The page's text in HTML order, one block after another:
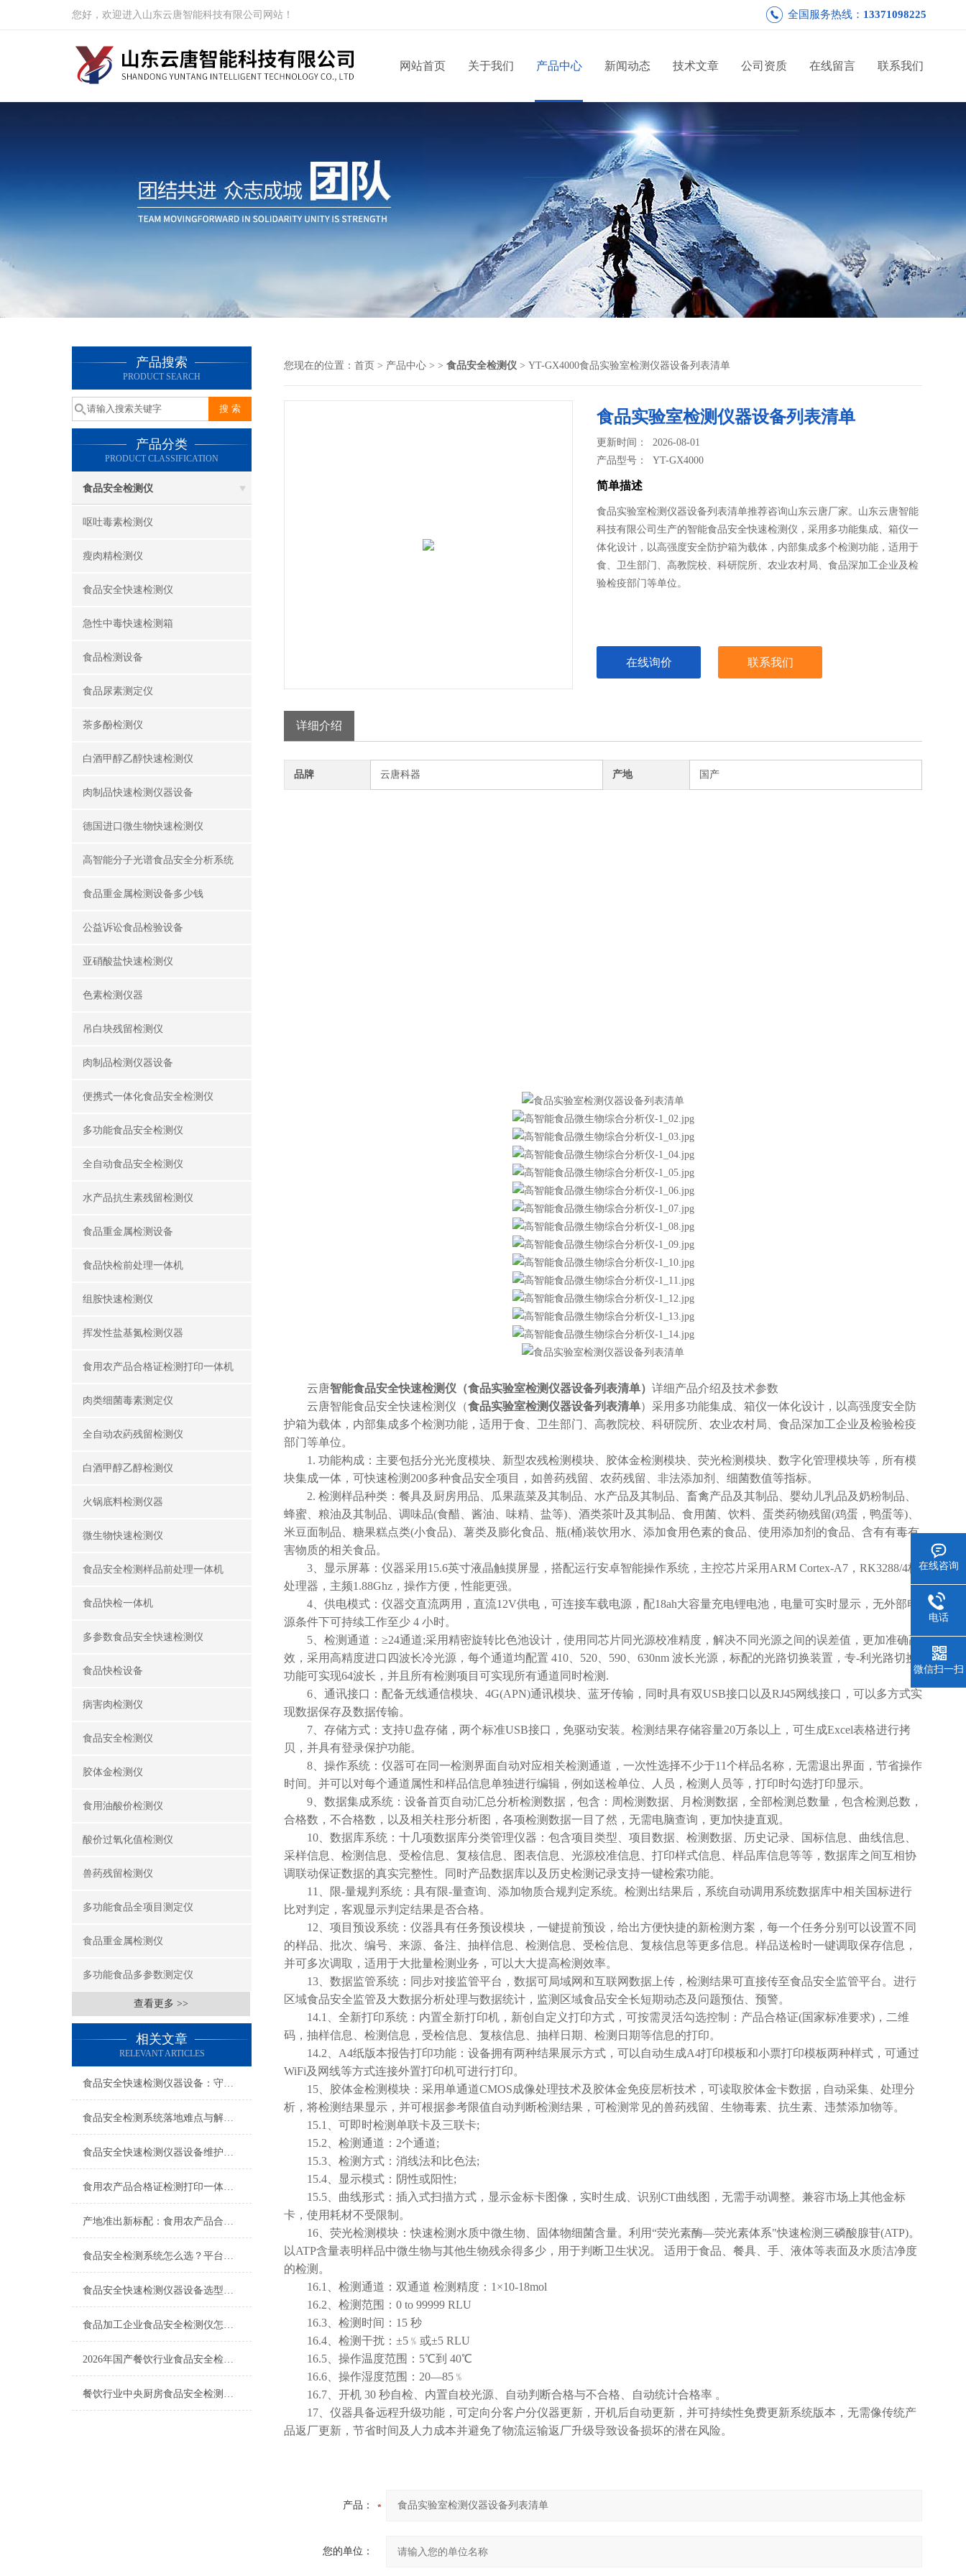
您好，欢迎进入山东云唐智能科技有限公司网站！ 全国服务热线： 13371098225
网站首页 关于我们 产品中心 新闻动态 技术文章 公司资质 在线留言 联系我们
产品搜索
PRODUCT SEARCH
产品分类
PRODUCT CLASSIFICATION
食品安全检测仪
呕吐毒素检测仪
瘦肉精检测仪
食品安全快速检测仪
急性中毒快速检测箱
食品检测设备
食品尿素测定仪
茶多酚检测仪
白酒甲醇乙醇快速检测仪
肉制品快速检测仪器设备
德国进口微生物快速检测仪
高智能分子光谱食品安全分析系统
食品重金属检测设备多少钱
公益诉讼食品检验设备
亚硝酸盐快速检测仪
色素检测仪器
吊白块残留检测仪
肉制品检测仪器设备
便携式一体化食品安全检测仪
多功能食品安全检测仪
全自动食品安全检测仪
水产品抗生素残留检测仪
食品重金属检测设备
食品快检前处理一体机
组胺快速检测仪
挥发性盐基氮检测仪器
食用农产品合格证检测打印一体机
肉类细菌毒素测定仪
全自动农葯残留检测仪
白酒甲醇乙醇检测仪
火锅底料检测仪器
微生物快速检测仪
食品安全检测样品前处理一体机
食品快检一体机
多参数食品安全快速检测仪
食品快检设备
病害肉检测仪
食品安全检测仪
胶体金检测仪
食用油酸价检测仪
酸价过氧化值检测仪
兽药残留检测仪
多功能食品全项目测定仪
食品重金属检测仪
多功能食品多参数测定仪
查看更多 >>
相关文章
RELEVANT ARTICLES
食品安全快速检测仪器设备：守护“舌尖安全”的技术哨兵
食品安全检测系统落地难点与解决思路，过来人的实战经验
食品安全快速检测仪器设备维护与校准，影响结果准确性的关键一步
食用农产品合格证检测打印一体机vs分开采购，成本与效率对比
产地准出新标配：食用农产品合格证检测打印一体机怎么选
食品安全检测系统怎么选？平台化、数据化、智能化三个方向
食品安全快速检测仪器设备选型，认准这几点不踩坑
食品加工企业食品安全检测仪怎么选？高性价比厂家与客户实测反馈
2026年国产餐饮行业食品安全检测仪选购指南与高性价比厂家推荐
餐饮行业中央厨房食品安全检测仪仪器设备厂家配置清单方案
您现在的位置： 首页 > 产品中心 > > 食品安全检测仪 > YT-GX4000食品实验室检测仪器设备列表清单
食品实验室检测仪器设备列表清单
更新时间： 2026-08-01
产品型号：YT-GX4000
简单描述
食品实验室检测仪器设备列表清单推荐咨询山东云唐厂家。山东云唐智能
科技有限公司生产的智能食品安全快速检测仪，采用多功能集成、箱仪一
体化设计，以高强度安全防护箱为载体，内部集成多个检测功能，适用于
食、卫生部门、高教院校、科研院所、农业农村局、食品深加工企业及检
验检疫部门等单位。
在线询价 联系我们
详细介绍
品牌 云唐科器 产地 国产
云唐智能食品安全快速检测仪（食品实验室检测仪器设备列表清单） 详细产品介绍及技术参数
云唐智能食品安全快速检测仪（食品实验室检测仪器设备列表清单）采用多功能集成、箱仪一体化设计，以高强度安全防
护箱为载体，内部集成多个检测功能，适用于食、卫生部门、高教院校、科研院所、农业农村局、食品深加工企业及检验检疫
部门等单位。
1. 功能构成：主要包括分光光度模块、新型农残检测模块、胶体金检测模块、荧光检测模块、数字化管理模块等，所有模
块集成一体，可快速检测200多种食品安全项目，如兽药残留、农药残留、非法添加剂、细菌数值等指标。
2. 检测样品种类：餐具及厨房用品、瓜果蔬菜及其制品、水产品及其制品、畜禽产品及其制品、婴幼儿乳品及奶粉制品、
蜂蜜、粮油及其制品、调味品(食醋、酱油、味精、盐等)、酒类茶叶及其制品、食用菌、饮料、蛋类药物残留(鸡蛋，鸭蛋等)、
米豆面制品、糖果糕点类(小食品)、薯类及膨化食品、瓶(桶)装饮用水、添加食用色素的食品、使用添加剂的食品、含有有毒有
害物质的相关食品。
3、显示屏幕：仪器采用15.6英寸液晶触摸屏显，搭配运行安卓智能操作系统，主控芯片采用ARM Cortex-A7，RK3288/4核
处理器，主频1.88Ghz，操作方便，性能更强。
4、供电模式：仪器交直流两用，直流12V供电，可连接车载电源，配18ah大容量充电锂电池，电量可实时显示，无外部电
源条件下可持续工作至少 4 小时。
5、检测通道：≥24通道;采用精密旋转比色池设计，使用同芯片同光源校准精度，解决不同光源之间的误差值，更加准确高
效，采用高精度进口四波长冷光源，每个通道均配置 410、520、590、630nm 波长光源，标配的光路切换装置，专-利光路切换
功能可实现64波长，并且所有检测项目可实现所有通道同时检测.
6、通讯接口：配备无线通信模块、4G(APN)通讯模块、蓝牙传输，同时具有双USB接口以及RJ45网线接口，可以多方式实
现数据保存及数据传输。
7、存储方式：支持U盘存储，两个标准USB接口，免驱动安装。检测结果存储容量20万条以上，可生成Excel表格进行拷
贝，并具有登录保护功能。
8、操作系统：仪器可在同一检测界面自动对应相关检测通道，一次性选择不少于11个样品名称，无需退出界面，节省操作
时间。并可以对每个通道属性和样品信息单独进行编辑，例如送检单位、人员，检测人员等，打印时勾选打印显示。
9、数据集成系统：设备首页自动汇总分析检测数据，包含：周检测数据、月检测数据，全部检测总数量，包含检测总数，
合格数，不合格数，以及相关柱形分析图，各项检测数据一目了然，无需电脑查询，更加快捷直观。
10、数据库系统：十几项数据库分类管理仪器：包含项目类型、项目数据、检测数据、历史记录、国标信息、曲线信息、
采样信息、检测信息、受检信息、复核信息、图表信息、光源校准信息、打印样式信息、样品库信息等等，数据库之间互相协
调联动保证数据的真实完整性。同时产品数据库以及历史检测记录支持一键检索功能。
11、限-量规判系统：具有限-量查询、添加物质合规判定系统。检测出结果后，系统自动调用系统数据库中相关国标进行
比对判定，客观显示判定结果是否合格。
12、项目预设系统：仪器具有任务预设模块，一键提前预设，给出方便快捷的新检测方案，每一个任务分别可以设置不同
的样品、批次、编号、来源、备注、抽样信息、检测信息、受检信息、复核信息等更多信息。样品送检时一键调取保存信息，
并可多次调取，适用于大批量检测业务，可以大大提高检测效率。
13、数据监管系统：同步对接监管平台，数据可局域网和互联网数据上传，检测结果可直接传至食品安全监管平台。进行
区域食品安全监管及大数据分析处理与数据统计，监测区域食品安全长短期动态及问题预估、预警。
14.1、全新打印系统：内置全新打印机，新创自定义打印方式，可按需灵活勾选控制：产品合格证(国家标准要求)，二维
码，抽样信息、检测信息，受检信息、复核信息、抽样日期、检测日期等信息的打印。
14.2、A4纸版本报告打印功能：设备拥有两种结果展示方式，可以自动生成A4打印模板和小票打印模板两种样式，可通过
WiFi及网线等方式连接外置打印机可进行打印。
15、胶体金检测模块：采用单通道CMOS成像处理技术及胶体金免疫层析技术，可读取胶体金卡数据，自动采集、处理分
析，将检测结果显示，并可根据参考限值自动判断检测结果，可检测常见的兽药残留、生物毒素、抗生素、违禁添加物等。
15.1、可即时检测单联卡及三联卡;
15.2、检测通道：2个通道;
15.3、检测方式：消线法和比色法;
15.4、显示模式：阴性或阳性;
15.5、曲线形式：插入式扫描方式，显示金标卡图像，实时生成、识别CT曲线图，无需手动调整。兼容市场上其他金标
卡，使用耗材不受限制。
16、荧光检测模块：快速检测水质中微生物、固体物细菌含量。利用“荧光素酶—荧光素体系"快速检测三磷酸腺苷(ATP)。
以ATP含量表明样品中微生物与其他生物残余得多少，用于判断卫生状况。 适用于食品、餐具、手、液体等表面及水质洁净度
的检测。
16.1、检测通道：双通道 检测精度：1×10-18mol
16.2、检测范围：0 to 99999 RLU
16.3、检测时间：15 秒
16.4、检测干扰：±5﹪或±5 RLU
16.5、操作温度范围：5℃到 40℃
16.6、操作湿度范围：20—85﹪
16.7、开机 30 秒自检、内置自校光源、自动判断合格与不合格、自动统计合格率 。
17、仪器具备远程升级功能，可定向分客户分仪器更新，开机后自动更新，并可持续性免费更新系统版本，无需像传统产
品返厂更新，节省时间及人力成本并避免了物流运输返厂升级导致设备损坏的潜在风险。
产品：
您的单位：
在线咨询
电话
微信扫一扫